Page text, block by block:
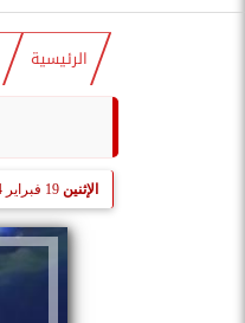
الرئيسية
الإثنين 19 فبراير 2024